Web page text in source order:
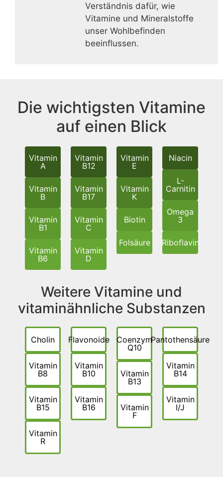
Verständnis dafür, wie
Vitamine und Mineralstoffe
unser Wohlbefinden
beeinflussen.
Die wichtigsten Vitamine
auf einen Blick
Vitamin
A
Vitamin
B
Vitamin
B1
Vitamin
B6
Vitamin
B12
Vitamin
B17
Vitamin
C
Vitamin
D
Vitamin
E
Vitamin
K
Biotin
Folsäure
Niacin
L-
Carnitin
Omega
3
Riboflavin
Weitere Vitamine und
vitaminähnliche Substanzen
Cholin
Vitamin
B8
Vitamin
B15
Vitamin
R
Flavonoide
Vitamin
B10
Vitamin
B16
Coenzym
Q10
Vitamin
B13
Vitamin
F
Pantothensäure
Vitamin
B14
Vitamin
I/J